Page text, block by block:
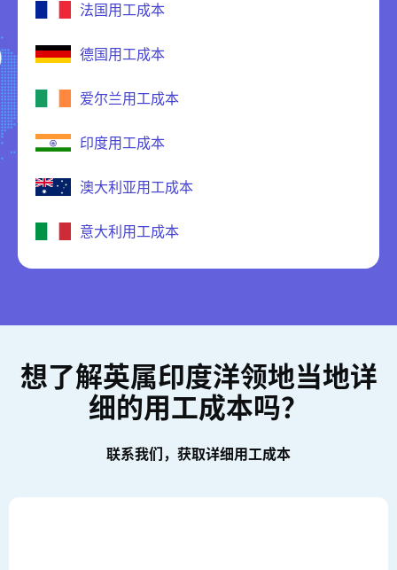
法国用工成本
德国用工成本
爱尔兰用工成本
印度用工成本
澳大利亚用工成本
意大利用工成本
想了解英属印度洋领地当地详
细的用工成本吗？
联系我们，获取详细用工成本